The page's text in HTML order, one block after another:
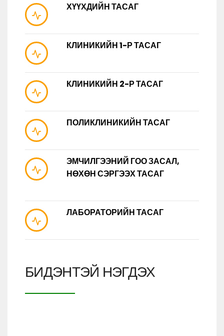
ХҮҮХДИЙН ТАСАГ
КЛИНИКИЙН 1-Р ТАСАГ
КЛИНИКИЙН 2-Р ТАСАГ
ПОЛИКЛИНИКИЙН ТАСАГ
ЭМЧИЛГЭЭНИЙ ГОО ЗАСАЛ,
НӨХӨН СЭРГЭЭХ ТАСАГ
ЛАБОРАТОРИЙН ТАСАГ
БИДЭНТЭЙ НЭГДЭХ